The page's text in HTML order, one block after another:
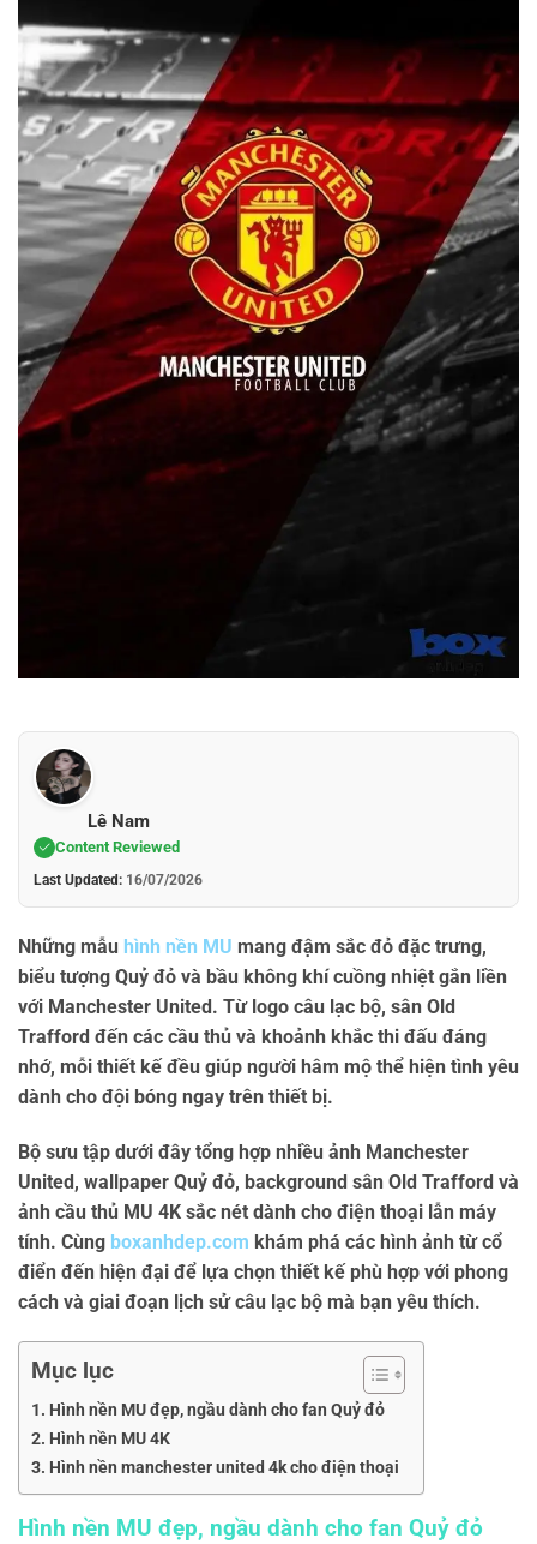
Lê Nam
Content Reviewed
Last Updated: 16/07/2026
Những mẫu hình nền MU mang đậm sắc đỏ đặc trưng,
biểu tượng Quỷ đỏ và bầu không khí cuồng nhiệt gắn liền
với Manchester United. Từ logo câu lạc bộ, sân Old
Trafford đến các cầu thủ và khoảnh khắc thi đấu đáng
nhớ, mỗi thiết kế đều giúp người hâm mộ thể hiện tình yêu
dành cho đội bóng ngay trên thiết bị.
Bộ sưu tập dưới đây tổng hợp nhiều ảnh Manchester
United, wallpaper Quỷ đỏ, background sân Old Trafford và
ảnh cầu thủ MU 4K sắc nét dành cho điện thoại lẫn máy
tính. Cùng boxanhdep.com khám phá các hình ảnh từ cổ
điển đến hiện đại để lựa chọn thiết kế phù hợp với phong
cách và giai đoạn lịch sử câu lạc bộ mà bạn yêu thích.
Mục lục
Hình nền MU đẹp, ngầu dành cho fan Quỷ đỏ
Hình nền MU 4K
Hình nền manchester united 4k cho điện thoại
Hình nền MU đẹp, ngầu dành cho fan Quỷ đỏ